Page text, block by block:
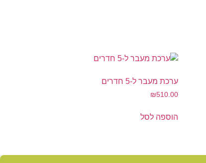
ערכת מעבר ל-5 חדרים
₪510.00
הוספה לסל